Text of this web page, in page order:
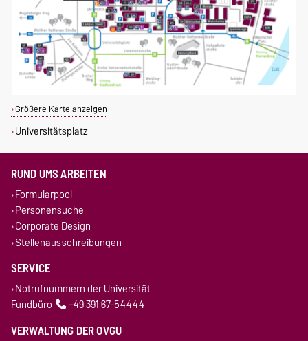
Größere Karte anzeigen
Universitätsplatz
RUND UMS ARBEITEN
Formularpool
Personensuche
Corporate Design
Stellenausschreibungen
SERVICE
Notrufnummern der Universität
Fundbüro
+49 391 67-54444
VERWALTUNG DER OVGU